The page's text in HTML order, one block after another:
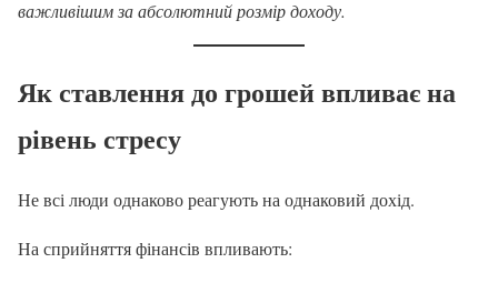
важливішим за абсолютний розмір доходу.
Як ставлення до грошей впливає на
рівень стресу
Не всі люди однаково реагують на однаковий дохід.
На сприйняття фінансів впливають: